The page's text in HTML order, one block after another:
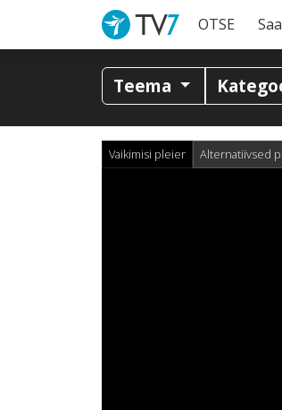
OTSE
Teema
Vaikimisi pleier Alternatiivsed